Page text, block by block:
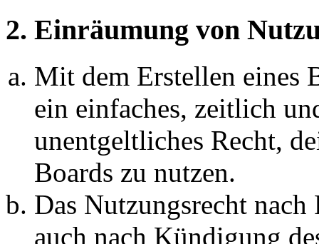
2. Einräumung von
Mit dem Erstellen eines
ein einfaches, zeitlich
unentgeltliches Recht,
Boards zu nutzen.
Das Nutzungsrecht
auch nach Kündigung